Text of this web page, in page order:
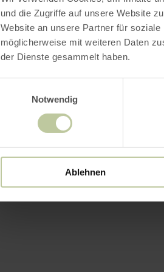
und die Zugriffe auf unsere Website
Website an unsere Partner für
möglicherweise mit weiteren Daten
der Dienste gesammelt haben.
Notwendig
Ablehnen